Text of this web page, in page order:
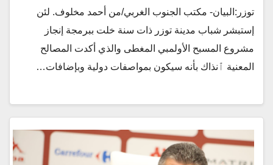
توزر:البيان- مكتب الجنوب الغربي/من أحمد مخلوف. لئن
إستبشر شباب مدينة توزر ذات سنة خلت ببرمجة إنجاز
مشروع المسبح الأولمبي المغطى والذي أكدت المصالح
المعنية ٱنذاك بأنه سيكون بمواصفات دولية وبإضافات…